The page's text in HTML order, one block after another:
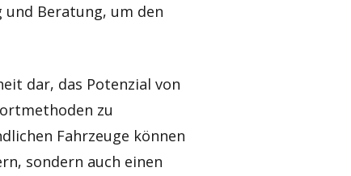
Beratung, um den
dar, das Potenzial von
zu
Fahrzeuge können
sondern auch einen